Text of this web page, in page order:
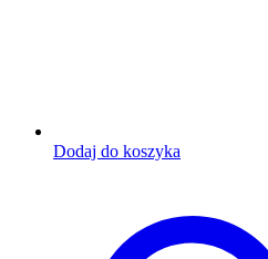
Dodaj do koszyka